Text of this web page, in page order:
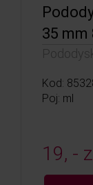
35 mm
Kod:
Poj: ml
19, -